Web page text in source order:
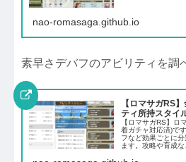
nao-romasaga.github.io
素早さデバフのアビリティを調
【ロマサガRS
ティ所持スタイ
【ロマサガRS】ロ
着ガチャ対応済)で
フなど効果ごとに
ます。攻略や育成な